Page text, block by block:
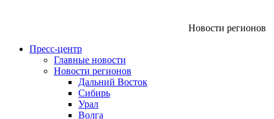
Новости регионов
Пресс-центр
Главные новости
Новости регионов
Дальний Восток
Сибирь
Урал
Волга